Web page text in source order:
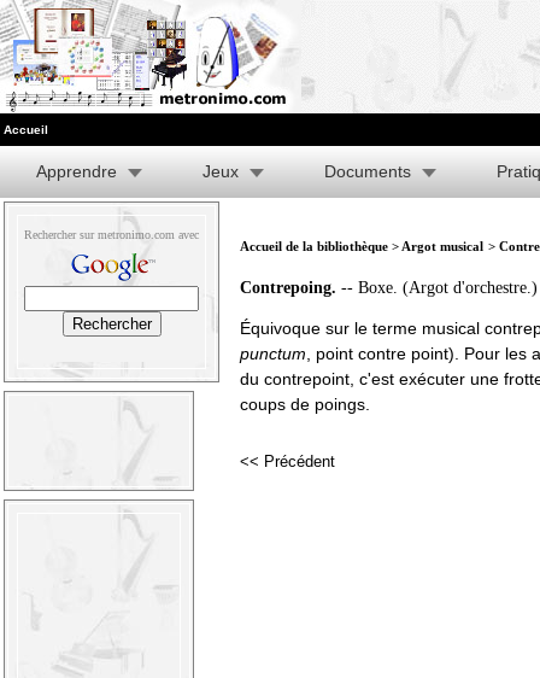
Accueil
Apprendre Jeux Documents
Rechercher sur metronimo.com avec
Accueil de la bibliothèque > Argot musical >
Contrepoing. -- Boxe. (Argot d'orchestre.)
Équivoque sur le terme musical
punctum , point contre point). Pour
du contrepoint, c'est exécuter une
coups de poings.
<< Précédent